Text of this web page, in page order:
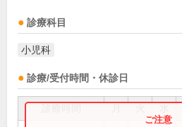
診療科目
小児科
診療/受付時間・休診日